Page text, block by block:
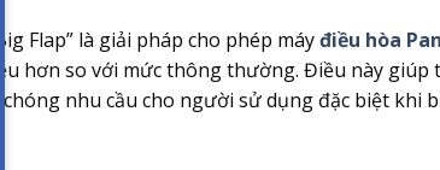
Flap” là giải pháp cho phép máyđiều hòa
hơn so với mức thông thường. Điều này giúp
chóng nhu cầu cho người sử dụng đặc biệt khi